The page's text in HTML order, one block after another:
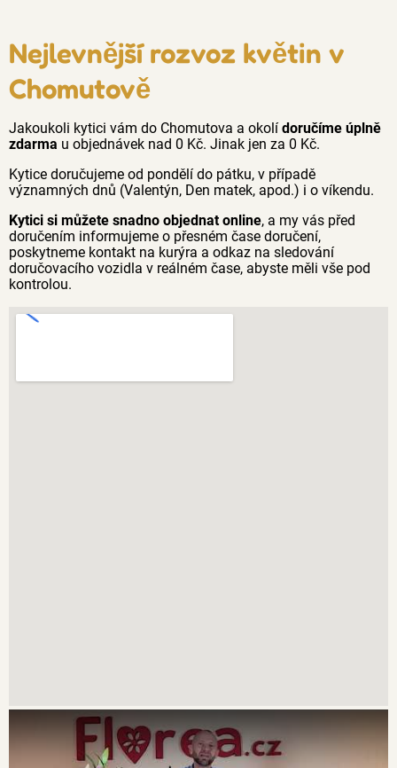
Nejlevnější rozvoz květin v
Chomutově
Jakoukoli kytici vám do Chomutova a okolí doručíme úplně
zdarma u objednávek nad 0 Kč. Jinak jen za 0 Kč.
Kytice doručujeme od pondělí do pátku, v případě
významných dnů (Valentýn, Den matek, apod.) i o víkendu.
Kytici si můžete snadno objednat online, a my vás před
doručením informujeme o přesném čase doručení,
poskytneme kontakt na kurýra a odkaz na sledování
doručovacího vozidla v reálném čase, abyste měli vše pod
kontrolou.